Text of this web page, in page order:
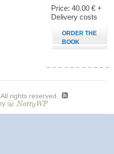
Price: 40.00 € +
Delivery costs
ORDER THE
BOOK
rights reserved.